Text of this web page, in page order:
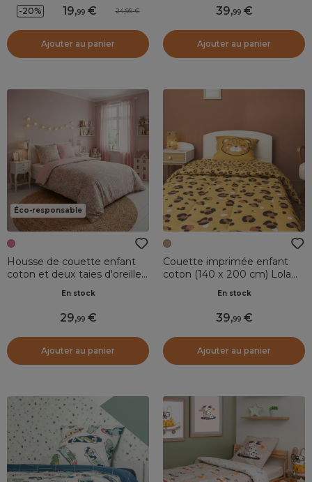
-20% 19,99 24,99
Ajouter au panier
39,99
Ajouter au panier
Éco-responsable
Housse de couette enfant
coton et deux taies d'oreiller
En stock
29,99
Ajouter au panier
Couette imprimée enfant
coton (140 x 200 cm) Lola
En stock
39,99
Ajouter au panier